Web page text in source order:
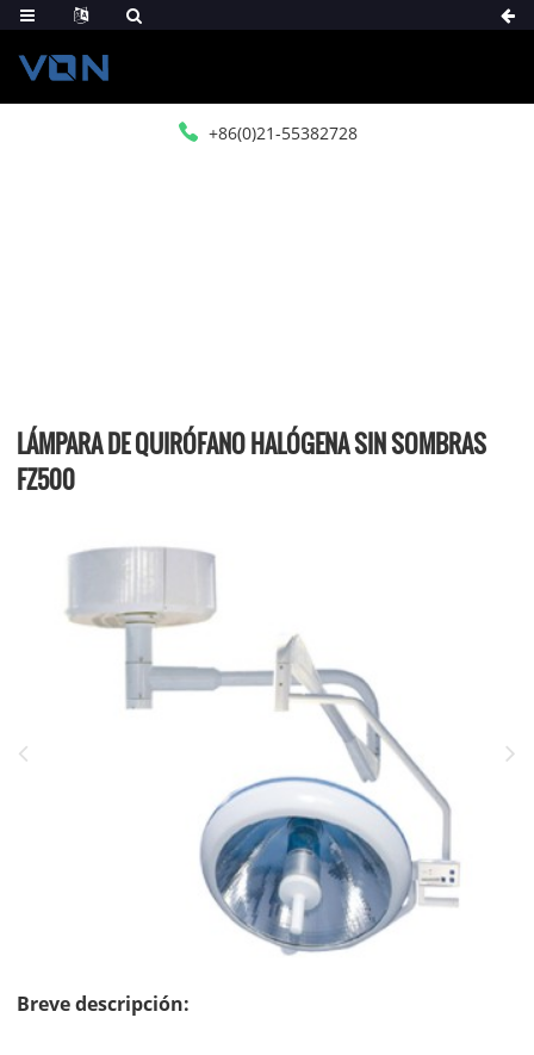
+86(0)21-55382728
LÁMPARA DE QUIRÓFANO HALÓGENA SIN SOMBRAS
FZ500
Breve descripción: